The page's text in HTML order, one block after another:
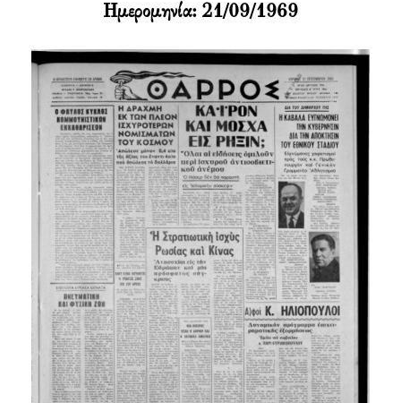
Ημερομηνία: 21/09/1969